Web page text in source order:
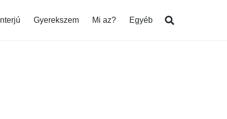
Interjú Gyerekszem Mi az? Egyéb